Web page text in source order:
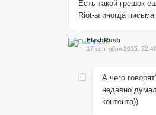
Есть такой грешок
Riot-ы иногда
FlashRush
17 сентября 2015, 22:49
А чего
недавно
контента))